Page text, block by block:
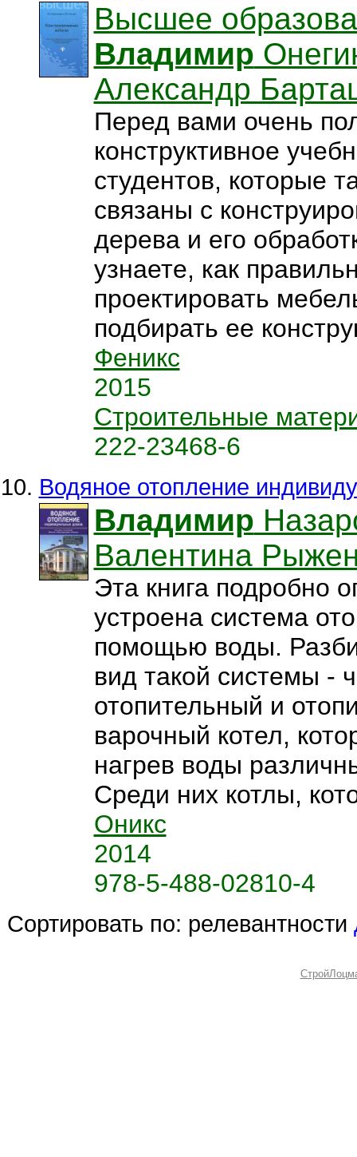
Высшее
Владимир
Александр
Перед вами очень
конструктивное
студентов, которые
связаны с
дерева и его
узнаете, как
проектировать
подбирать ее
Феникс
2015
Строительные
222-23468-6
Водяное отопление
Владимир
Валентина
Эта книга подробно
устроена система
помощью воды.
вид такой системы -
отопительный и
варочный котел,
нагрев воды
Среди них котлы,
Оникс
2014
978-5-488-02810-4
Сортировать по: релевантности